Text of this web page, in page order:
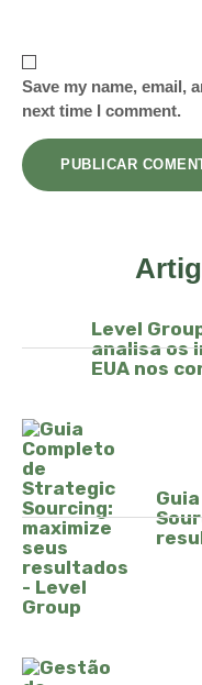
Save my name, email,
next time I comment.
Level
analisa os
EUA nos